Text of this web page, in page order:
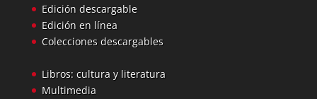
Edición descargable
Edición en línea
Colecciones descargables
Libros: cultura y literatura
Multimedia